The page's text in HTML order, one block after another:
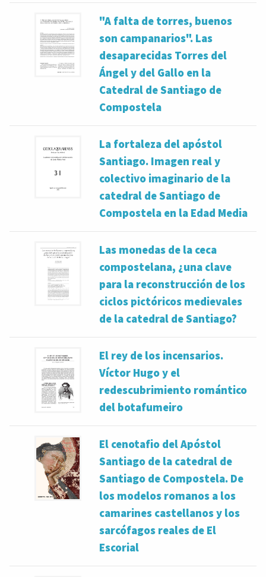
"A falta de torres, buenos
son campanarios". Las
desaparecidas Torres del
Ángel y del Gallo en la
Catedral de Santiago de
Compostela
La fortaleza del apóstol
Santiago. Imagen real y
colectivo imaginario de la
catedral de Santiago de
Compostela en la Edad Media
Las monedas de la ceca
compostelana, ¿una clave
para la reconstrucción de los
ciclos pictóricos medievales
de la catedral de Santiago?
El rey de los incensarios.
Víctor Hugo y el
redescubrimiento romántico
del botafumeiro
El cenotafio del Apóstol
Santiago de la catedral de
Santiago de Compostela. De
los modelos romanos a los
camarines castellanos y los
sarcófagos reales de El
Escorial